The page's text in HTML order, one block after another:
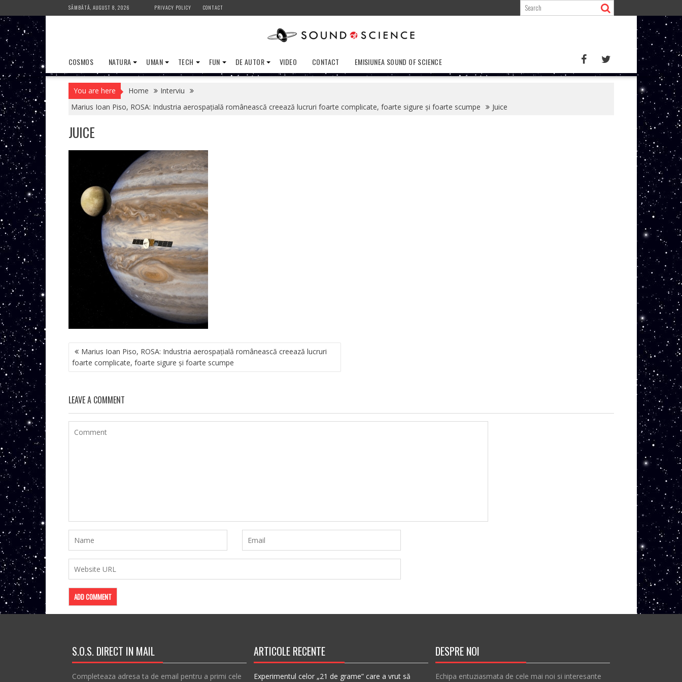
to
content
SÂMBĂTĂ, AUGUST 8, 2026 PRIVACY POLICY CONTACT
COSMOS NATURA UMAN TECH FUN DE AUTOR VIDEO CONTACT EMISIUNEA SOUND OF SCIENCE
You are here Home
Interviu
Marius Ioan Piso, ROSA: Industria aerospaţială românească creează lucruri foarte complicate, foarte sigure şi foarte scumpe
Juice
JUICE
NAVIGARE
ÎN
ARTICOLE
Marius Ioan Piso, ROSA: Industria aerospaţială românească creează lucruri
foarte complicate, foarte sigure şi foarte scumpe
LEAVE A COMMENT
S.O.S. DIRECT IN MAIL
Completeaza adresa ta de email pentru a primi cele
ARTICOLE RECENTE
Experimentul celor „21 de grame” care a vrut să
DESPRE NOI
Echipa entuziasmata de cele mai noi si interesante